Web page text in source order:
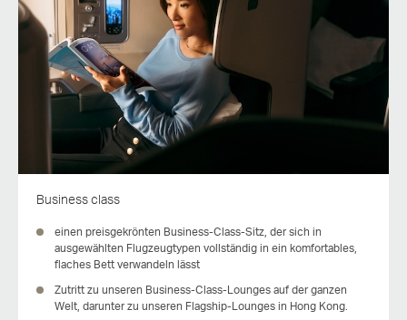
Business class
einen preisgekrönten Business-Class-Sitz, der sich in
ausgewählten Flugzeugtypen vollständig in ein komfortables,
flaches Bett verwandeln lässt
Zutritt zu unseren Business-Class-Lounges auf der ganzen
Welt, darunter zu unseren Flagship-Lounges in Hong Kong.